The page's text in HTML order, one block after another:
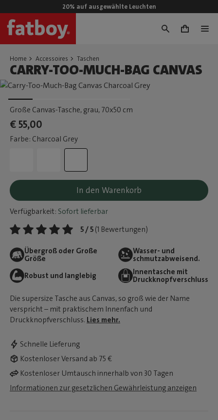
20% auf ausgewählte Leuchten
0
Home Accessoires Taschen
CARRY-TOO-MUCH-BAG CANVAS
Große Canvas-Tasche, grau, 70x50 cm
€ 55,00
Farbe: Charcoal Grey
In den Warenkorb
Verfügbarkeit: Sofort lieferbar
5 / 5 (1 Bewertungen)
Übergroß oder Große
Größe
Wasser- und
schmutzabweisend.
Robust und langlebig
Innentasche mit
Druckknopfverschluss
Die supersize Tasche aus Canvas, so groß wie der Name
verspricht – mit praktischem Innenfach und
Druckknopfverschluss. Lies mehr.
Schnelle Lieferung
Kostenloser Versand ab 75 €
Kostenloser Umtausch innerhalb von 30 Tagen
Informationen zur gesetzlichen Gewährleistung anzeigen